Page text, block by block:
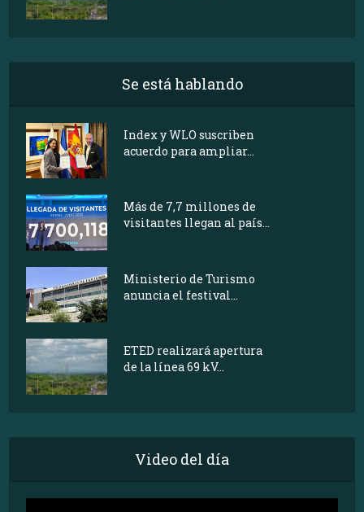
Se está hablando
Index y WLO suscriben
acuerdo para ampliar...
Más de 7,7 millones de
visitantes llegan al país...
Ministerio de Turismo
anuncia el festival...
ETED realizará apertura
de la línea 69 kV...
Video del día